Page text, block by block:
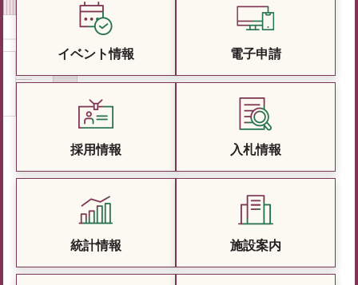
イベント情報 電子申請
採用情報 入札情報
統計情報 施設案内